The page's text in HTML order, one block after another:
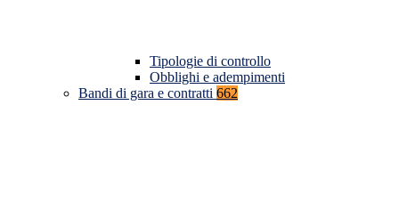
Tipologie di controllo
Obblighi e adempimenti
Bandi di gara e contratti 662